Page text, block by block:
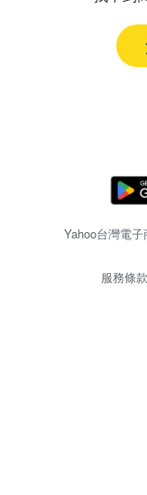
Yahoo台灣電
服務條款